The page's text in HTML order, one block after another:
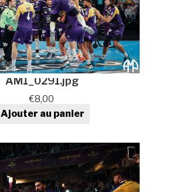
AM1_0291.jpg
€8,00
quantité de Photo de sport au
Ajouter au panier